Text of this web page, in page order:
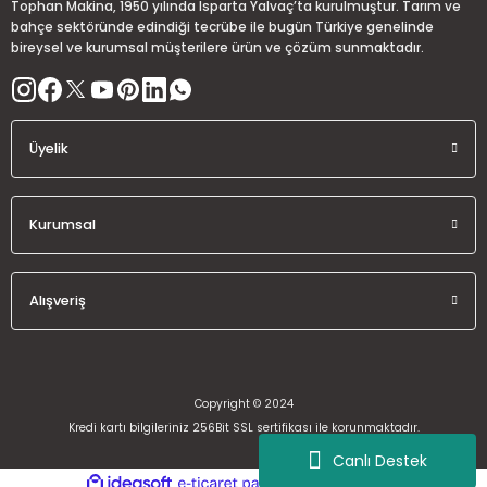
Canlı Destek
Bu ürüne benzer farklı alternatifler olmalı.
Tophan Makina, 1950 yılında Isparta Yalvaç’ta kurulmuştur. Tarım ve
bahçe sektöründe edindiği tecrübe ile bugün Türkiye genelinde
bireysel ve kurumsal müşterilere ürün ve çözüm sunmaktadır.
Üyelik
Kurumsal
Alışveriş
Copyright © 2024
Kredi kartı bilgileriniz 256Bit SSL sertifikası ile korunmaktadır.
ideasoft